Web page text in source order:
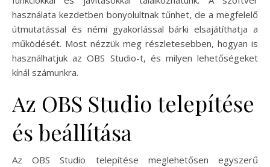
használata kezdetben bonyolultnak tűnhet, de a megfelelő
útmutatással és némi gyakorlással bárki elsajátíthatja a
működését. Most nézzük meg részletesebben, hogyan is
használhatjuk az OBS Studio-t, és milyen lehetőségeket
kínál számunkra.
Az OBS Studio telepítése
és beállítása
Az OBS Studio telepítése meglehetősen egyszerű